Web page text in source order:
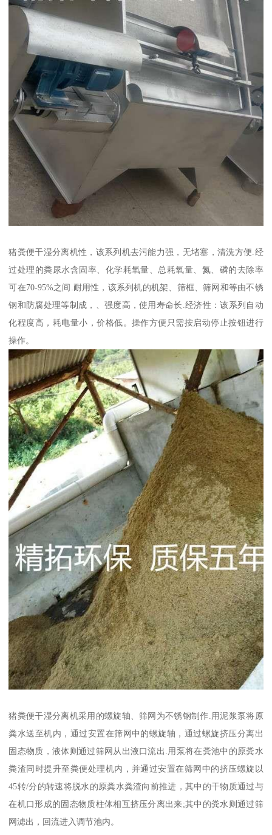
猪粪便干湿分离机性，该系列机去污能力强，无堵塞，清洗方便.经
过处理的粪尿水含固率、化学耗氧量、总耗氧量、氮、磷的去除率
可在70-95%之间.耐用性，该系列机的机架、筛框、筛网和等由不锈
钢和防腐处理等制成，、强度高，使用寿命长.经济性：该系列自动
化程度高，耗电量小，价格低。操作方便只需按启动停止按钮进行
操作。
猪粪便干湿分离机采用的螺旋轴、筛网为不锈钢制作.用泥浆泵将原
粪水送至机内，通过安置在筛网中的螺旋轴，通过螺旋挤压分离出
固态物质，液体则通过筛网从出液口流出.用泵将在粪池中的原粪水
粪渣同时提升至粪便处理机内，并通过安置在筛网中的挤压螺旋以
45转/分的转速将脱水的原粪水粪渣向前推进，其中的干物质通过与
在机口形成的固态物质柱体相互挤压分离出来;其中的粪水则通过筛
网滤出，回流进入调节池内。